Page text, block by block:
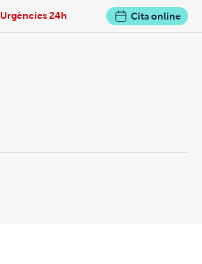
Urgències 24h Cita online